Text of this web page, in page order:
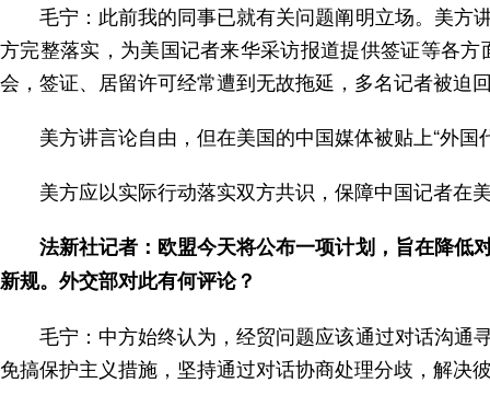
毛宁：此前我的同事已就有关问题阐明立场。美方
方完整落实，为美国记者来华采访报道提供签证等各
会，签证、居留许可经常遭到无故拖延，多名记者被迫
美方讲言论自由，但在美国的中国媒体被贴上“外
美方应以实际行动落实双方共识，保障中国记者在
法新社记者：欧盟今天将公布一项计划，旨在降低
新规。外交部对此有何评论？
毛宁：中方始终认为，经贸问题应该通过对话沟通
免搞保护主义措施，坚持通过对话协商处理分歧，解决